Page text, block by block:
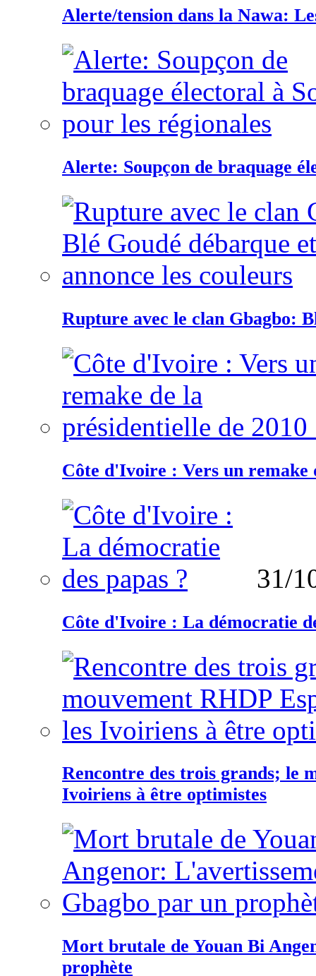
Alerte/tension dans la Nawa:
Alerte: Soupçon de braquage
Rupture avec le clan Gbagbo:
Côte d'Ivoire : Vers un remake
31/
Côte d'Ivoire : La démocratie
Rencontre des trois grands; le
Ivoiriens à être optimistes
Mort brutale de Youan Bi
prophète